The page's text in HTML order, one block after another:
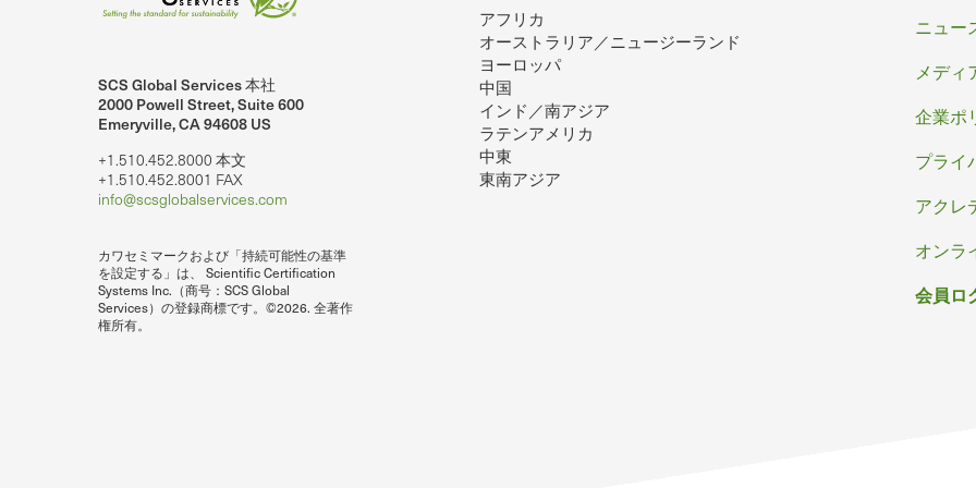
SCS Global Services 本社
2000 Powell Street, Suite 600
Emeryville, CA 94608 US
+1.510.452.8000 本文
+1.510.452.8001 FAX
info@scsglobalservices.com
カワセミマークおよび「持続可能性の基準
を設定する」は、 Scientific Certification
Systems Inc.（商号：SCS Global
Services）の登録商標です。©2026. 全著作
権所有。
アフリカ
オーストラリア／ニュージーランド
ヨーロッパ
中国
インド／南アジア
ラテンアメリカ
中東
東南アジア
ッ
タ
ー
ニュー
メディ
企業ポ
プライ
アクレ
オンラ
会員ロ